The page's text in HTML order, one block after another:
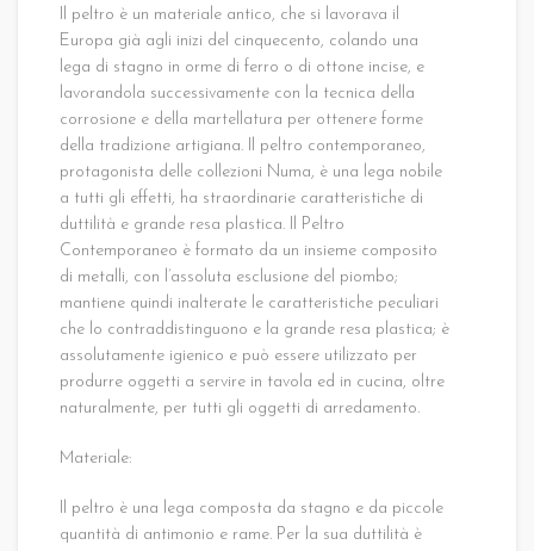
Il peltro è un materiale antico, che si lavorava il
Europa già agli inizi del cinquecento, colando una
lega di stagno in orme di ferro o di ottone incise, e
lavorandola successivamente con la tecnica della
corrosione e della martellatura per ottenere forme
della tradizione artigiana. Il peltro contemporaneo,
protagonista delle collezioni Numa, è una lega nobile
a tutti gli effetti, ha straordinarie caratteristiche di
duttilità e grande resa plastica. Il Peltro
Contemporaneo è formato da un insieme composito
di metalli, con l’assoluta esclusione del piombo;
mantiene quindi inalterate le caratteristiche peculiari
che lo contraddistinguono e la grande resa plastica; è
assolutamente igienico e può essere utilizzato per
produrre oggetti a servire in tavola ed in cucina, oltre
naturalmente, per tutti gli oggetti di arredamento.
Materiale:
Il peltro è una lega composta da stagno e da piccole
quantità di antimonio e rame. Per la sua duttilità è